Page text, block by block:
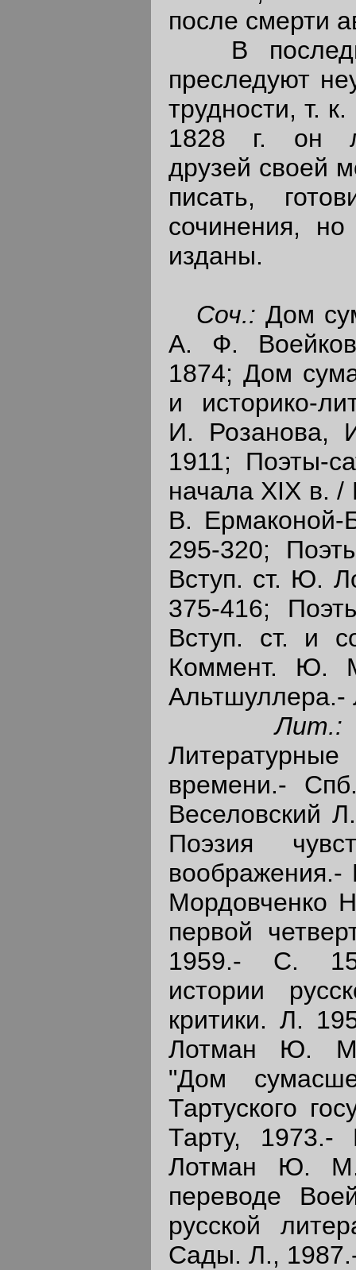
после смерти
В
преследуют
трудности, т.
1828 г. он
друзей своей
писать,
сочинения,
изданы.
Соч.: Дом
А. Ф.
1874; Дом
и историко-
И. Розанова,
1911; Поэты-
начала XIX в. /
В.
295-320;
Вступ. ст. Ю.
375-416;
Вступ. ст. и
Коммент. Ю.
Альтшуллера.-
времени.-
Веселовский
Поэзия
воображения.-
Мордовченко
первой
1959.- С.
истории
критики. Л.
Лотман Ю. М.
"Дом
Тартуского
Тарту,
Лотман Ю.
переводе
русской
Сады. Л.,